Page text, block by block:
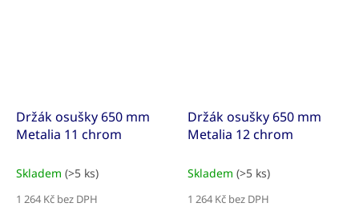
Držák osušky 650 mm
Metalia 11 chrom
Skladem (>5 ks)
1 264 Kč bez DPH
Držák osušky 650 mm
Metalia 12 chrom
Skladem (>5 ks)
1 264 Kč bez DPH